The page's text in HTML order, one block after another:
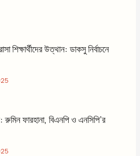
শিক্ষার্থীদের উত্থান: ডাকসু নির্বাচনে
রুমিন ফারহানা, বিএনপি ও এনসিপি’র